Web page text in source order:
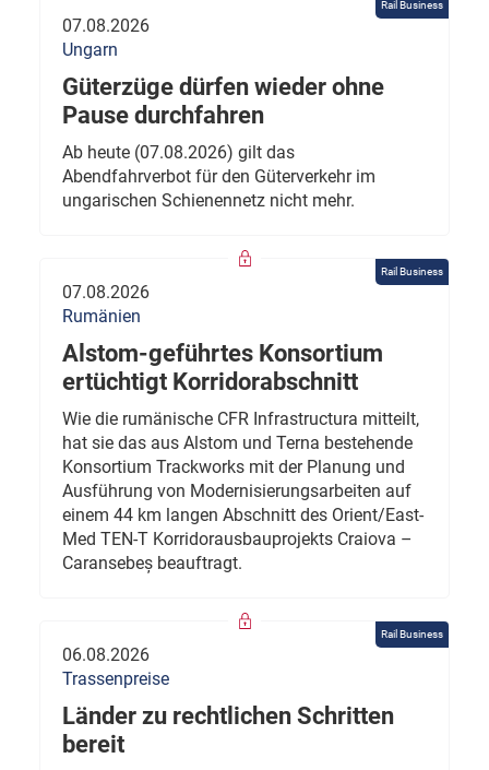
Rail Business
07.08.2026
Ungarn
Güterzüge dürfen wieder ohne
Pause durchfahren
Ab heute (07.08.2026) gilt das
Abendfahrverbot für den Güterverkehr im
ungarischen Schienennetz nicht mehr.
Rail Business
07.08.2026
Rumänien
Alstom-geführtes Konsortium
ertüchtigt Korridorabschnitt
Wie die rumänische CFR Infrastructura mitteilt,
hat sie das aus Alstom und Terna bestehende
Konsortium Trackworks mit der Planung und
Ausführung von Modernisierungsarbeiten auf
einem 44 km langen Abschnitt des Orient/East-
Med TEN-T Korridorausbauprojekts Craiova –
Caransebeș beauftragt.
Rail Business
06.08.2026
Trassenpreise
Länder zu rechtlichen Schritten
bereit